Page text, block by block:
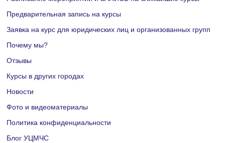
Предварительная запись на курсы
Заявка на курс для юридических лиц и организованных групп
Почему мы?
Отзывы
Курсы в других городах
Новости
Фото и видеоматериалы
Политика конфиденциальности
Блог УЦМЧС